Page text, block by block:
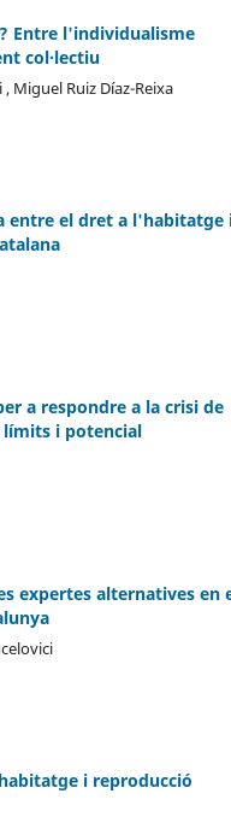
Entre l'individualisme
col·lectiu
Miguel Ruiz Díaz-Reixa
entre el dret a l'habitatge
a respondre a la crisi de
i potencial
expertes alternatives en
i reproducció